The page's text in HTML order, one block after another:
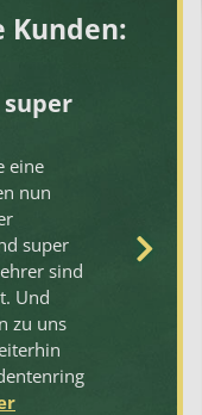
Kunden:
eine
nun
super
sind
Und
zu uns